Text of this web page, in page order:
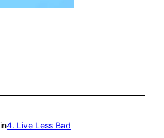
in4. Live Less Bad